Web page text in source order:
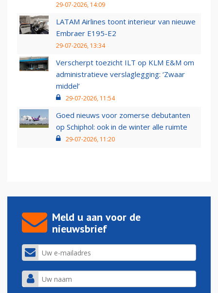
29-07-2026, 14:09
LATAM Airlines toont interieur van nieuwe
Embraer E195-E2
29-07-2026, 13:34
Verscherpt toezicht ILT op KLM E&M om
administratieve verslaglegging: ‘Zwaar
middel’
29-07-2026, 11:54
Goed nieuws voor zomerse debutanten
op Schiphol: ook in de winter alle ruimte
29-07-2026, 11:20
Meld u aan voor de
nieuwsbrief